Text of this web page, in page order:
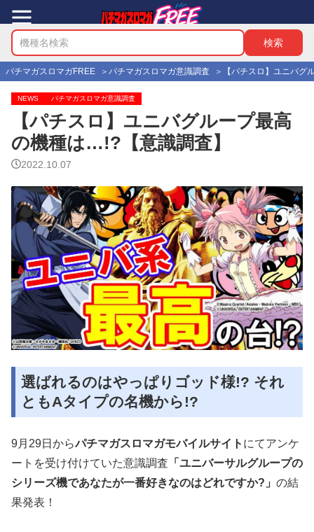
パチマガスロマガFREE パチマガスロマガ意識調査 【パチスロ】ユニバ
NEWS パチマガスロマガ意識調査
【パチスロ】ユニバグループ最高
の機種は…!?【意識調査】
2022.10.07
選ばれるのはやっぱりゴッド様!? それ
ともAタイプの名機から!?
9月29日からパチマガスロマガモバイルサイト にてアンケ
ートを受け付けていた意識調査 「ユニバーサルグループの
シリーズ機であなたが一番好きなのはどれですか?」 の結
果発表！